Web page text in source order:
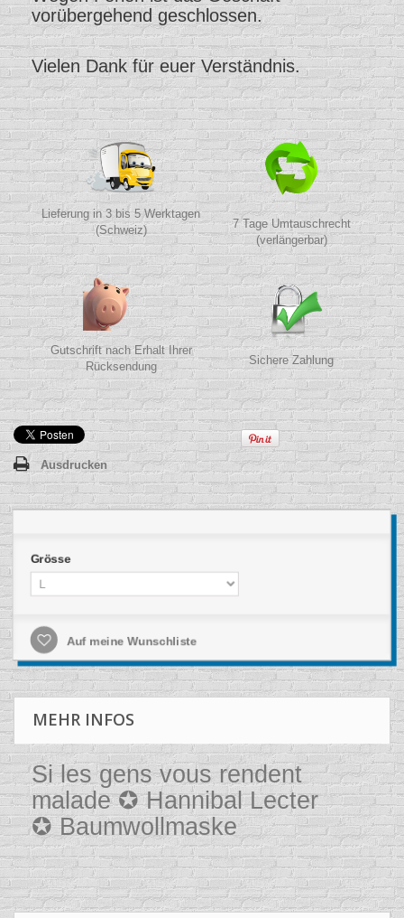
vorübergehend geschlossen.
Vielen Dank für euer Verständnis.
Lieferung in 3 bis 5 Werktagen
(Schweiz)
7 Tage Umtauschrecht
(verlängerbar)
Gutschrift nach Erhalt Ihrer
Rücksendung
Sichere Zahlung
Ausdrucken
Grösse
Auf meine Wunschliste
MEHR INFOS
Si les gens vous rendent
malade ✪ Hannibal Lecter
✪ Baumwollmaske